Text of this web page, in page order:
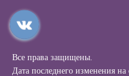
Все права защищены.
Дата последнего изменения на